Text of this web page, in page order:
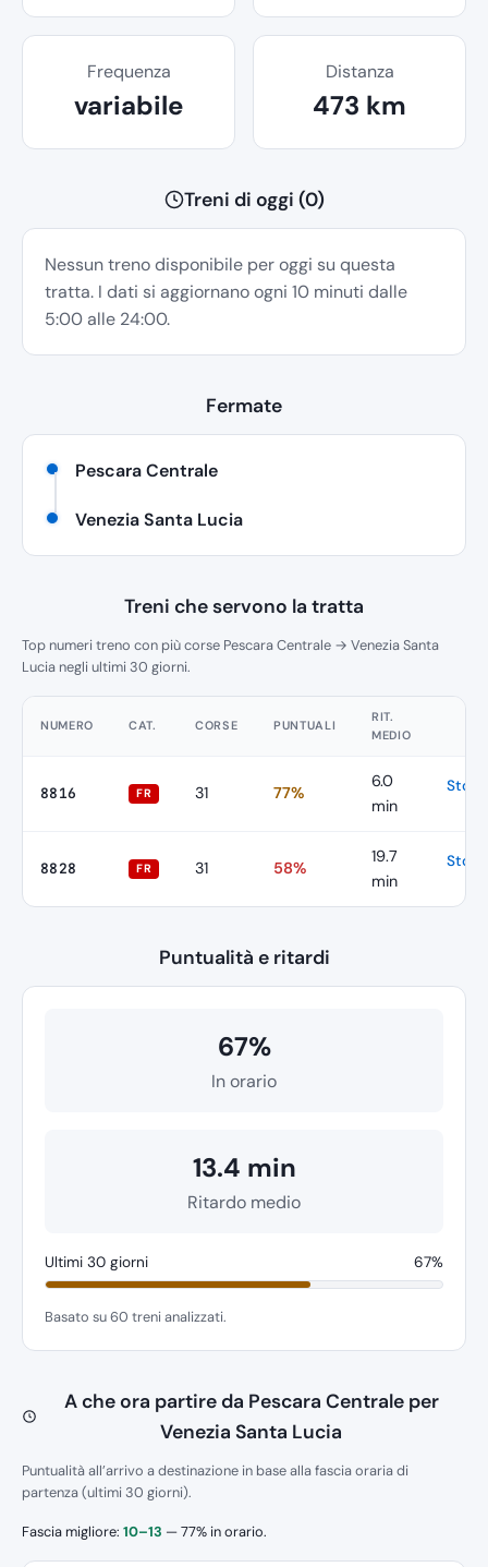
Frequenza
variabile
Distanza
473 km
Treni di oggi (0)
Nessun treno disponibile per oggi su questa
tratta. I dati si aggiornano ogni 10 minuti dalle
5:00 alle 24:00.
Fermate
Pescara Centrale
Venezia Santa Lucia
Treni che servono la tratta
Top numeri treno con più corse Pescara Centrale → Venezia Santa
Lucia negli ultimi 30 giorni.
NUMERO CAT. CORSE PUNTUALI
RIT.
MEDIO
8816 FR 31 77%
6.0
min
8828 FR 31 58%
19.7
min
Puntualità e ritardi
67%
In orario
13.4 min
Ritardo medio
Ultimi 30 giorni 67%
Basato su 60 treni analizzati.
A che ora partire da Pescara Centrale per
Venezia Santa Lucia
Puntualità all’arrivo a destinazione in base alla fascia oraria di
partenza (ultimi 30 giorni).
Fascia migliore: 10–13 — 77% in orario.